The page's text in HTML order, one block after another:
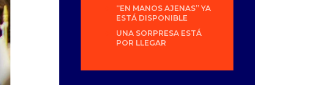
“EN MANOS AJENAS” YA
ESTÁ DISPONIBLE
UNA SORPRESA ESTÁ
POR LLEGAR